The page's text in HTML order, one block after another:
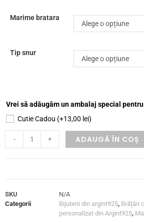
Marime bratara
Alege o opțiune
Tip snur
Alege o opțiune
Vrei să adăugăm un ambalaj special
Cutie Cadou (+13,00 lei)
- + ADAUGĂ ÎN COȘ
SKU
N/A
Categorii
Bijuterii din argint925, Brățări
personalizat din Argint925,